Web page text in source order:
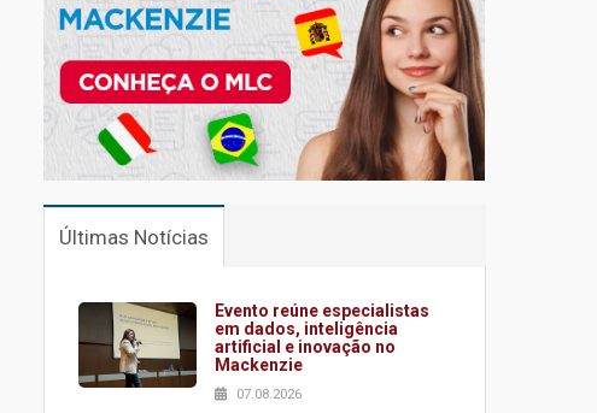
Últimas Notícias
Evento reúne especialistas
em dados, inteligência
artificial e inovação no
Mackenzie
07.08.2026